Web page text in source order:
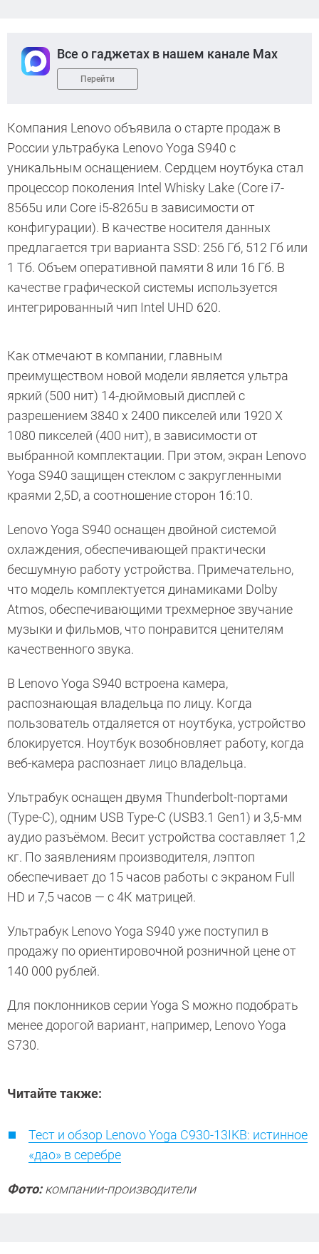
Все о гаджетах в нашем канале Max
Перейти
Компания Lenovo объявила о старте продаж в
России ультрабука Lenovo Yoga S940 с
уникальным оснащением. Сердцем ноутбука стал
процессор поколения Intel Whisky Lake (Сore i7-
8565u или Core i5-8265u в зависимости от
конфигурации). В качестве носителя данных
предлагается три варианта SSD: 256 Гб, 512 Гб или
1 Тб. Объем оперативной памяти 8 или 16 Гб. В
качестве графической системы используется
интегрированный чип Intel UHD 620.
Как отмечают в компании, главным
преимуществом новой модели является ультра
яркий (500 нит) 14-дюймовый дисплей с
разрешением 3840 x 2400 пикселей или 1920 Х
1080 пикселей (400 нит), в зависимости от
выбранной комплектации. При этом, экран Lenovo
Yoga S940 защищен стеклом с закругленными
краями 2,5D, а соотношение сторон 16:10.
Lenovo Yoga S940 оснащен двойной системой
охлаждения, обеспечивающей практически
бесшумную работу устройства. Примечательно,
что модель комплектуется динамиками Dolby
Atmos, обеспечивающими трехмерное звучание
музыки и фильмов, что понравится ценителям
качественного звука.
В Lenovo Yoga S940 встроена камера,
распознающая владельца по лицу. Когда
пользователь отдаляется от ноутбука, устройство
блокируется. Ноутбук возобновляет работу, когда
веб-камера распознает лицо владельца.
Ультрабук оснащен двумя Thunderbolt-портами
(Type-C), одним USB Type-С (USB3.1 Gen1) и 3,5-мм
аудио разъёмом. Весит устройства составляет 1,2
кг. По заявлениям производителя, лэптоп
обеспечивает до 15 часов работы с экраном Full
HD и 7,5 часов — с 4К матрицей.
Ультрабук Lenovo Yoga S940 уже поступил в
продажу по ориентировочной розничной цене от
140 000 рублей.
Для поклонников серии Yoga S можно подобрать
менее дорогой вариант, например, Lenovo Yoga
S730.
Читайте также:
Тест и обзор Lenovo Yoga C930-13IKB: истинное
«дао» в серебре
Фото:компании-производители